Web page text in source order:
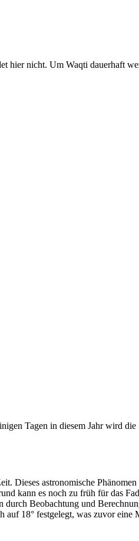
hier nicht. Um Waqti dauerhaft
Tagen in diesem Jahr wird
Dieses astronomische
kann es noch zu früh für das
Beobachtung und
18° festgelegt, was zuvor